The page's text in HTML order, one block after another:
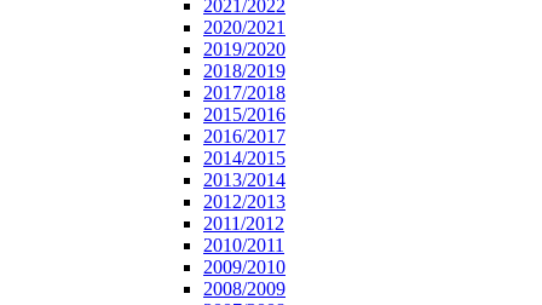
2021/2022
2020/2021
2019/2020
2018/2019
2017/2018
2015/2016
2016/2017
2014/2015
2013/2014
2012/2013
2011/2012
2010/2011
2009/2010
2008/2009